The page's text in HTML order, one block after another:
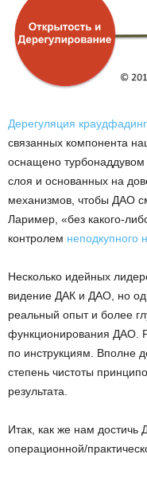
Дерегуляция
связанных компонента
оснащено турбонаддувом
слоя и основанных на
механизмов, чтобы ДАО
Лаример, «без какого-
контролем неподкупного
Несколько идейных
видение ДАК и ДАО, но
реальный опыт и более
функционирования ДАО.
по инструкциям. Вполне
степень чистоты
результата.
Итак, как же нам достичь
операционной/